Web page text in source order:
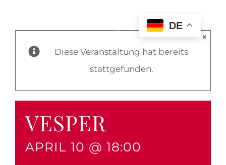
DE
Diese Veranstaltung hat bereits
stattgefunden.
×
VESPER
APRIL 10 @ 18:00